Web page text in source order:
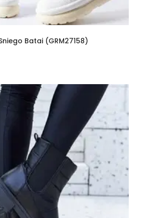
Batai (GRM27158)